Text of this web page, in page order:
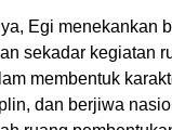
Egi menekankan
sekadar kegiatan
membentuk
dan berjiwa